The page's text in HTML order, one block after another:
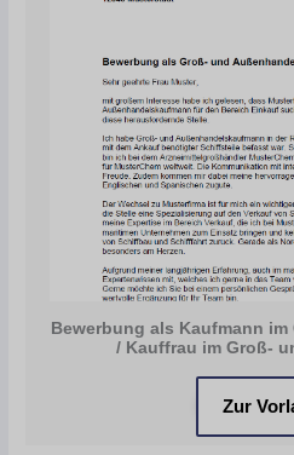
Bewerbung als Kaufmann
/ Kauffrau im Groß-
Zur